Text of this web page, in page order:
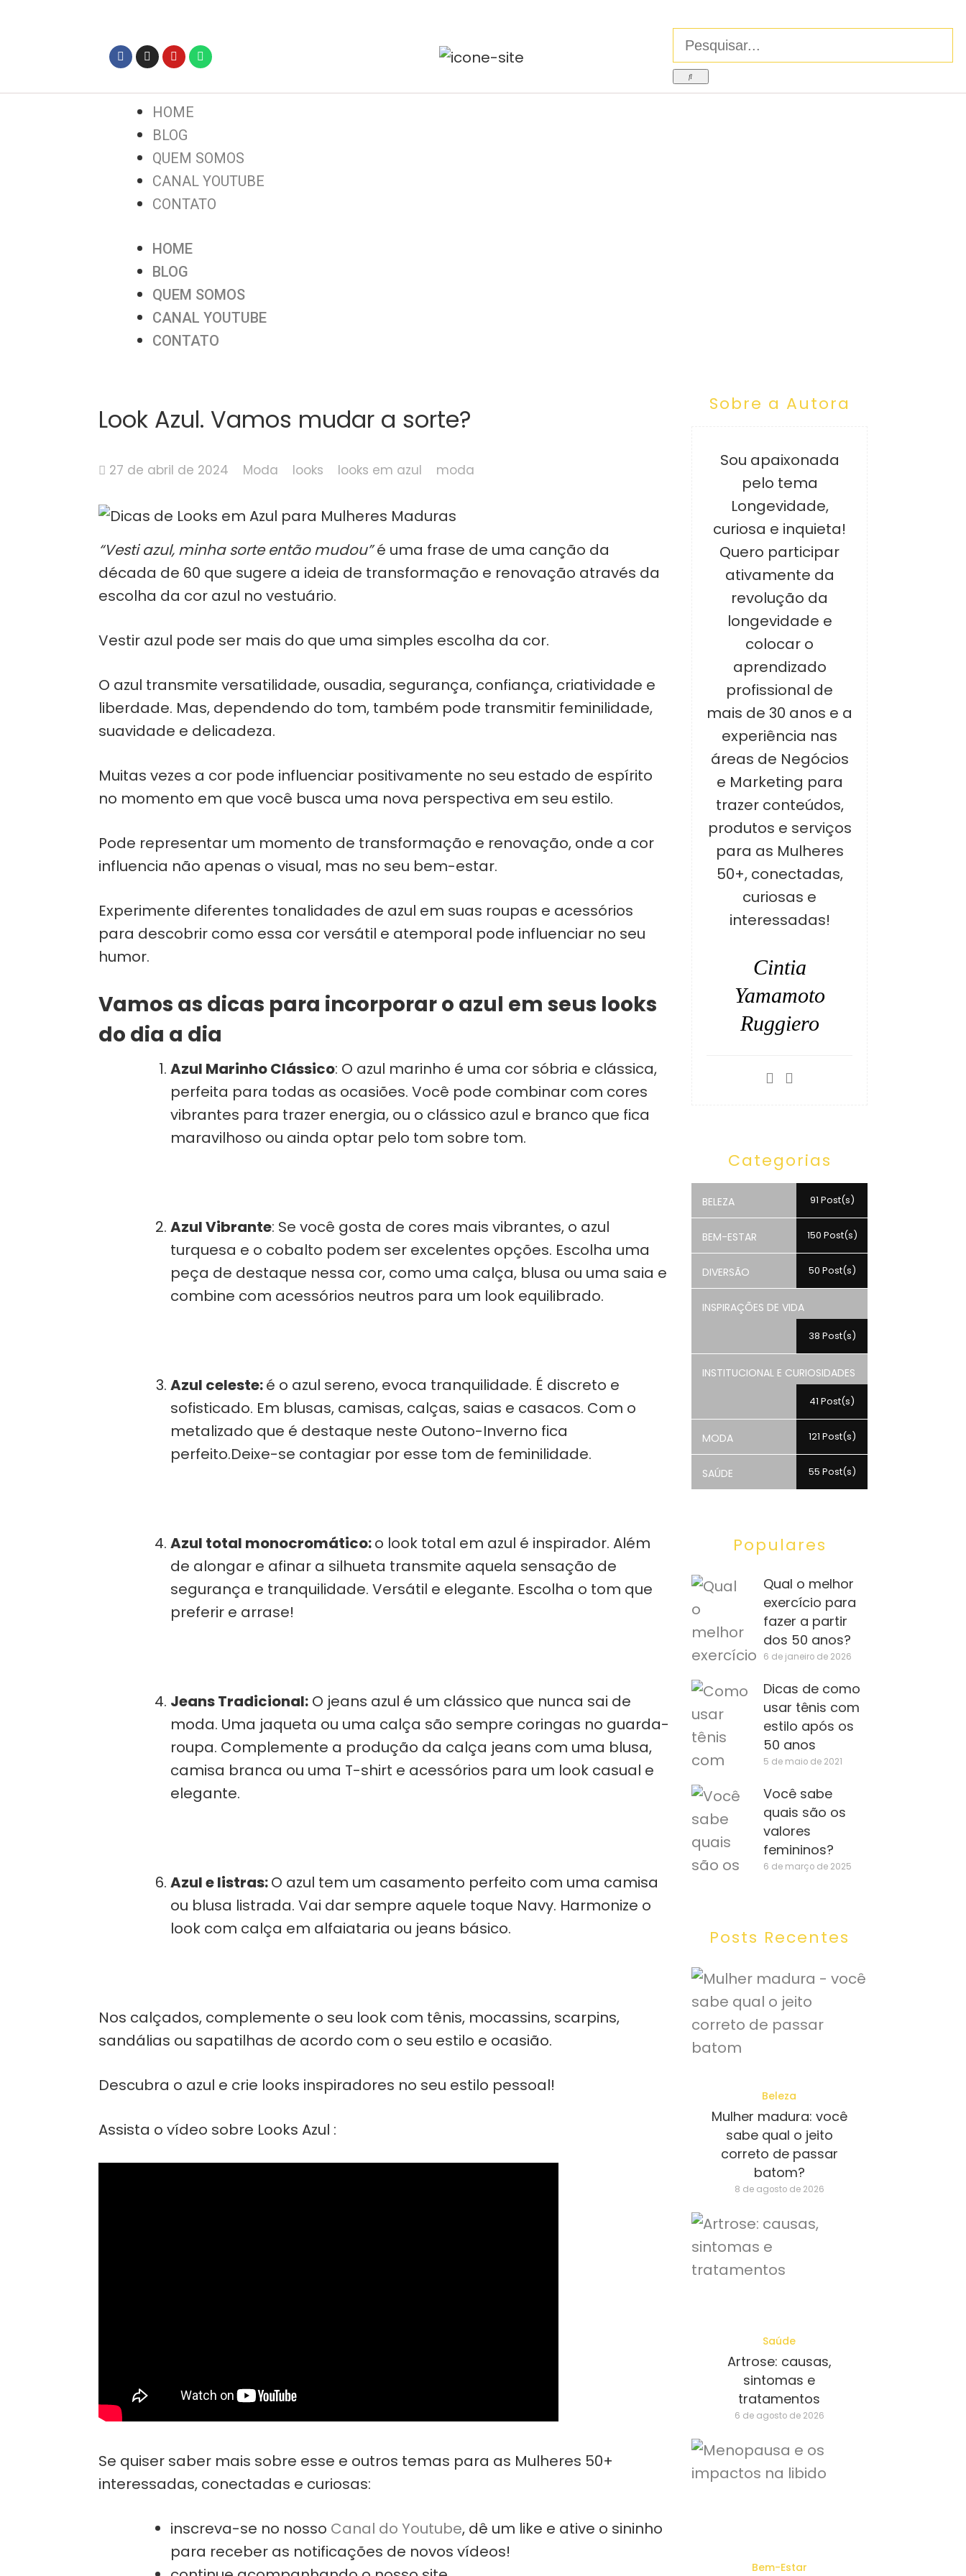
HOME
BLOG
QUEM SOMOS
CANAL YOUTUBE
CONTATO
HOME
BLOG
QUEM SOMOS
CANAL YOUTUBE
CONTATO
Look Azul. Vamos mudar a sorte?
27 de abril de 2024 Moda looks looks em azul moda
“Vesti azul, minha sorte então mudou”é uma frase de uma canção da
década de 60 que sugere a ideia de transformação e renovação através da
escolha da cor azul no vestuário.
Vestir azul pode ser mais do que uma simples escolha da cor.
O azul transmite versatilidade, ousadia, segurança, confiança, criatividade e
liberdade. Mas, dependendo do tom, também pode transmitir feminilidade,
suavidade e delicadeza.
Muitas vezes a cor pode influenciar positivamente no seu estado de espírito
no momento em que você busca uma nova perspectiva em seu estilo.
Pode representar um momento de transformação e renovação, onde a cor
influencia não apenas o visual, mas no seu bem-estar.
Experimente diferentes tonalidades de azul em suas roupas e acessórios
para descobrir como essa cor versátil e atemporal pode influenciar no seu
humor.
Vamos as dicas para incorporar o azul em seus looks
do dia a dia
Azul Marinho Clássico: O azul marinho é uma cor sóbria e clássica,
perfeita para todas as ocasiões. Você pode combinar com cores
vibrantes para trazer energia, ou o clássico azul e branco que fica
maravilhoso ou ainda optar pelo tom sobre tom.
Azul Vibrante: Se você gosta de cores mais vibrantes, o azul
turquesa e o cobalto podem ser excelentes opções. Escolha uma
peça de destaque nessa cor, como uma calça, blusa ou uma saia e
combine com acessórios neutros para um look equilibrado.
Azul celeste:é o azul sereno, evoca tranquilidade. É discreto e
sofisticado. Em blusas, camisas, calças, saias e casacos. Com o
metalizado que é destaque neste Outono-Inverno fica
perfeito.Deixe-se contagiar por esse tom de feminilidade.
Azul total monocromático:o look total em azul é inspirador. Além
de alongar e afinar a silhueta transmite aquela sensação de
segurança e tranquilidade. Versátil e elegante. Escolha o tom que
preferir e arrase!
Jeans Tradicional: O jeans azul é um clássico que nunca sai de
moda. Uma jaqueta ou uma calça são sempre coringas no guarda-
roupa. Complemente a produção da calça jeans com uma blusa,
camisa branca ou uma T-shirt e acessórios para um look casual e
elegante.
Azul e listras:O azul tem um casamento perfeito com uma camisa
ou blusa listrada. Vai dar sempre aquele toque Navy. Harmonize o
look com calça em alfaiataria ou jeans básico.
Nos calçados, complemente o seu look com tênis, mocassins, scarpins,
sandálias ou sapatilhas de acordo com o seu estilo e ocasião.
Descubra o azul e crie looks inspiradores no seu estilo pessoal!
Assista o vídeo sobre Looks Azul :
Se quiser saber mais sobre esse e outros temas para as Mulheres 50+
interessadas, conectadas e curiosas:
inscreva-se no nosso Canal do Youtube, dê um like e ative o sininho
para receber as notificações de novos vídeos!
Sobre a Autora
Sou apaixonada
pelo tema
Longevidade,
curiosa e inquieta!
Quero participar
ativamente da
revolução da
longevidade e
colocar o
aprendizado
profissional de
mais de 30 anos e a
experiência nas
áreas de Negócios
e Marketing para
trazer conteúdos,
produtos e serviços
para as Mulheres
50+, conectadas,
curiosas e
interessadas!
Cintia
Yamamoto
Ruggiero
Categorias
BELEZA 91 Post(s)
BEM-ESTAR 150 Post(s)
DIVERSÃO 50 Post(s)
INSPIRAÇÕES DE VIDA
38 Post(s)
INSTITUCIONAL E CURIOSIDADES
41 Post(s)
MODA 121 Post(s)
SAÚDE 55 Post(s)
Populares
Qual o melhor
exercício para
fazer a partir
dos 50 anos?
6 de janeiro de 2026
Dicas de como
usar tênis com
estilo após os
50 anos
5 de maio de 2021
Você sabe
quais são os
valores
femininos?
6 de março de 2025
Posts Recentes
Beleza
Mulher madura: você
sabe qual o jeito
correto de passar
batom?
8 de agosto de 2026
Saúde
Artrose: causas,
sintomas e
tratamentos
6 de agosto de 2026
Bem-Estar